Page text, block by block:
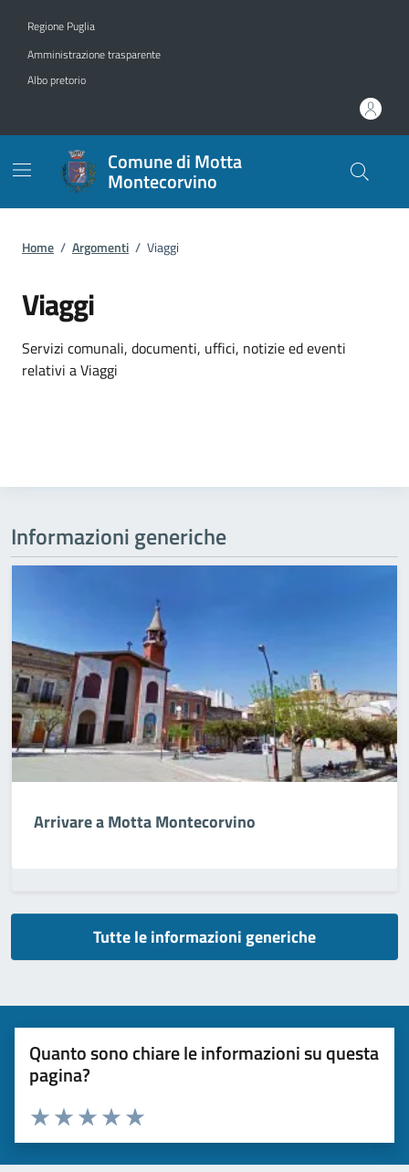
Regione Puglia
Amministrazione trasparente
Albo pretorio
Comune di Motta
Montecorvino
Home / Argomenti / Viaggi
Viaggi
Dettagli dell'argomento
Servizi comunali, documenti, uffici, notizie ed eventi
relativi a Viaggi
Informazioni generiche
Arrivare a Motta Montecorvino
Tutte le informazioni generiche
Quanto sono chiare le informazioni su questa
pagina?
Valuta da 1 a 5 stelle la pagina
Valuta 5 stelle su 5
Valuta 4 stelle su 5
Valuta 3 stelle su 5
Valuta 2 stelle su 5
Valuta 1 stelle su 5